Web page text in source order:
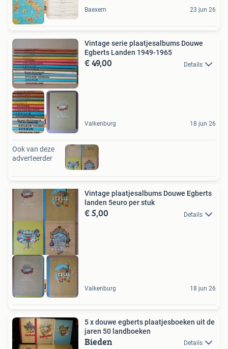
Groot aanbod Baexem 23 jun 26
Vintage serie plaatjesalbums Douwe
Egberts Landen 1949-1965
€ 49,00 Details
Valkenburg 18 jun 26
Ook van deze
adverteerder
Vintage plaatjesalbums Douwe Egberts
landen 5euro per stuk
€ 5,00 Details
Valkenburg 18 jun 26
5 x douwe egberts plaatjesboeken uit de
jaren 50 landboeken
Bieden Details